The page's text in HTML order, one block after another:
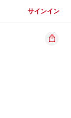
サインイン